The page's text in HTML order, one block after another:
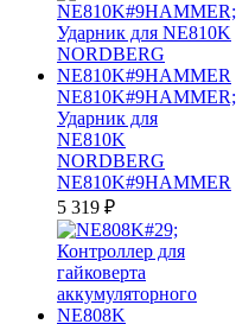
NE810K#9HAMMER;
Ударник для
NE810K
NORDBERG
NE810K#9HAMMER
5 319 ₽